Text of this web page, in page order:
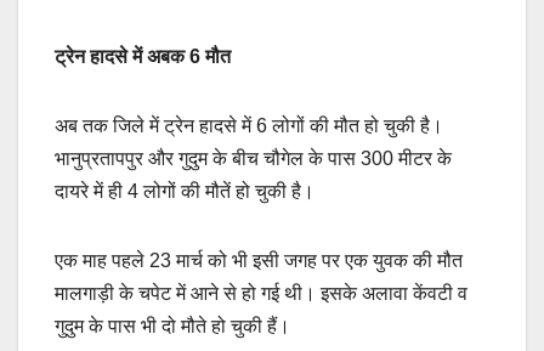
ट्रेन हादसे में अबक 6 मौत
अब तक जिले में ट्रेन हादसे में 6 लोगों की मौत हो चुकी है।
भानुप्रतापपुर और गुदुम के बीच चौगेल के पास 300 मीटर के
दायरे में ही 4 लोगों की मौतें हो चुकी है।
एक माह पहले 23 मार्च को भी इसी जगह पर एक युवक की मौत
मालगाड़ी के चपेट में आने से हो गई थी। इसके अलावा केंवटी व
गुदुम के पास भी दो मौते हो चुकी हैं।